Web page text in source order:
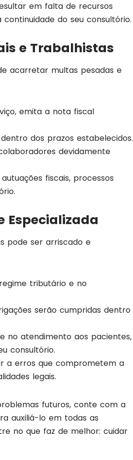
em falta de recursos
do seu consultório.
e Trabalhistas
acarretar multas pesadas e
emita a nota fiscal
dos prazos estabelecidos.
devidamente
fiscais, processos
Especializada
pode ser arriscado e
tributário e no
serão cumpridas dentro
no atendimento aos pacientes,
consultório.
a erros que comprometem a
legais.
futuros, conte com a
auxiliá-lo em todas as
no que faz de melhor: cuidar